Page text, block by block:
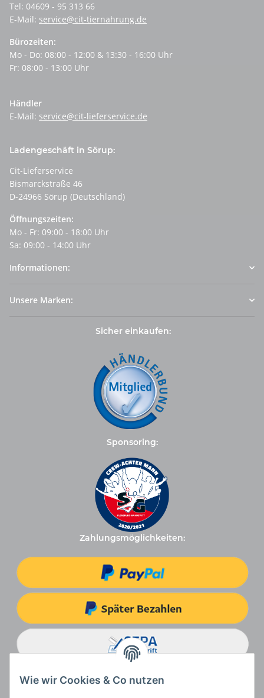
Tel: 04609 - 95 313 66
E-Mail: service@cit-tiernahrung.de
Bürozeiten:
Mo - Do: 08:00 - 12:00 & 13:30 - 16:00 Uhr
Fr: 08:00 - 13:00 Uhr
Händler
E-Mail: service@cit-lieferservice.de
Ladengeschäft in Sörup:
Cit-Lieferservice
Bismarckstraße 46
D-24966 Sörup (Deutschland)
Öffnungszeiten:
Mo - Fr: 09:00 - 18:00 Uhr
Sa: 09:00 - 14:00 Uhr
Informationen:
Unsere Marken:
Sicher einkaufen:
Sponsoring:
Zahlungsmöglichkeiten:
Wie wir Cookies & Co nutzen